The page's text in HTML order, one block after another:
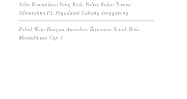
Jalin Komunikasi Yang Baik, Polres Kukar Terima
Silaturahmi PT. Pegadaian Cabang Tenggarong
Polsek Kota Bangun Amankan Turnamen Sepak Bola
Martadipura Cup 3